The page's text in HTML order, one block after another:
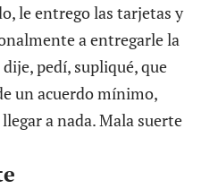
le entrego las tarjetas y
a entregarle la
pedí, supliqué, que
un acuerdo mínimo,
a nada. Mala suerte